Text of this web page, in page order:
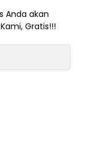
Anda akan
Gratis!!!